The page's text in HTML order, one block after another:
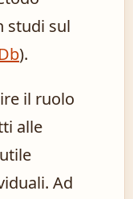
studi sul
).
il ruolo
alle
Ad